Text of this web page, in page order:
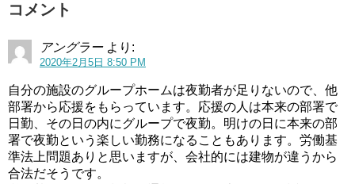
コメント
アングラー より:
2020年2月5日 8:50 PM
自分の施設のグループホームは夜勤者が足りないので、他
部署から応援をもらっています。応援の人は本来の部署で
日勤、その日の内にグループで夜勤。明けの日に本来の部
署で夜勤という楽しい勤務になることもあります。労働基
準法上問題ありと思いますが、会社的には建物が違うから
合法だそうです。